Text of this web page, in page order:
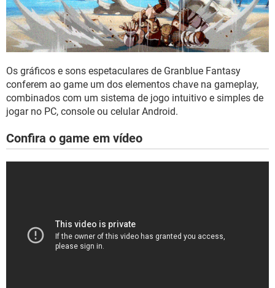
Os gráficos e sons espetaculares de Granblue Fantasy
conferem ao game um dos elementos chave na gameplay,
combinados com um sistema de jogo intuitivo e simples de
jogar no PC, console ou celular Android.
Confira o game em vídeo